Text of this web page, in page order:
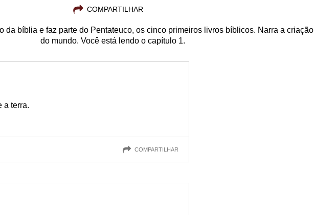
COMPARTILHAR
da bíblia e faz parte do Pentateuco, os cinco primeiros livros bíblicos. Narra a criação
do mundo. Você está lendo o capítulo 1.
a terra.
COMPARTILHAR